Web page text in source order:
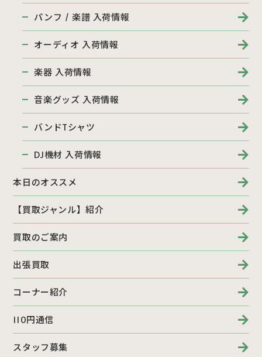
パンフ / 楽譜 入荷情報
オーディオ 入荷情報
楽器 入荷情報
音楽グッズ 入荷情報
バンドTシャツ
DJ機材 入荷情報
本日のオススメ
【買取ジャンル】紹介
買取のご案内
出張買取
コーナー紹介
110円通信
スタッフ募集